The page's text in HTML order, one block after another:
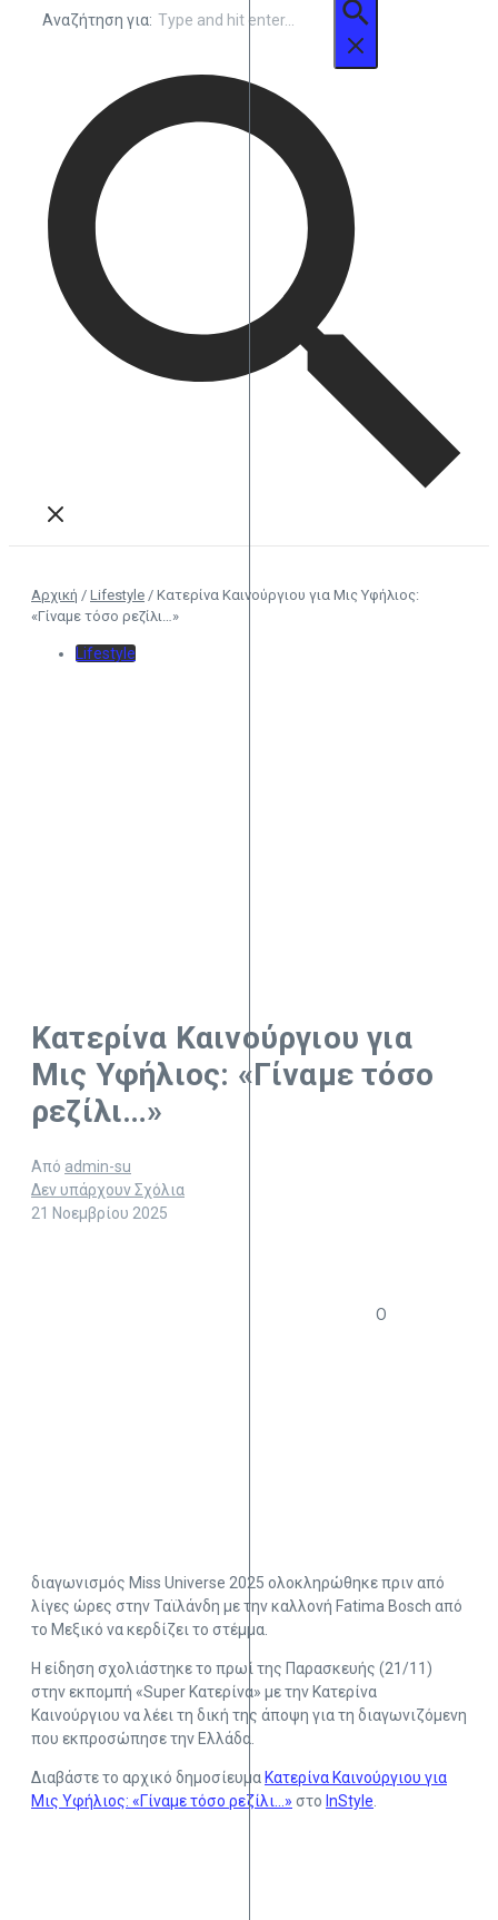
Αναζήτηση για:
Αρχική / Lifestyle / Κατερίνα Καινούργιου για Μις Υφήλιος:
«Γίναμε τόσο ρεζίλι…»
Lifestyle
Κατερίνα Καινούργιου για
Μις Υφήλιος: «Γίναμε τόσο
ρεζίλι…»
Από admin-su
Δεν υπάρχουν Σχόλια
21 Νοεμβρίου 2025
Ο
διαγωνισμός Miss Universe 2025 ολοκληρώθηκε πριν από
λίγες ώρες στην Ταϊλάνδη με την καλλονή Fatima Bosch από
το Μεξικό να κερδίζει το στέμμα.
Η είδηση σχολιάστηκε το πρωί της Παρασκευής (21/11)
στην εκπομπή «Super Κατερίνα» με την Κατερίνα
Καινούργιου να λέει τη δική της άποψη για τη διαγωνιζόμενη
που εκπροσώπησε την Ελλάδα.
Διαβάστε το αρχικό δημοσίευμα Κατερίνα Καινούργιου για
Μις Υφήλιος: «Γίναμε τόσο ρεζίλι…» στο InStyle.